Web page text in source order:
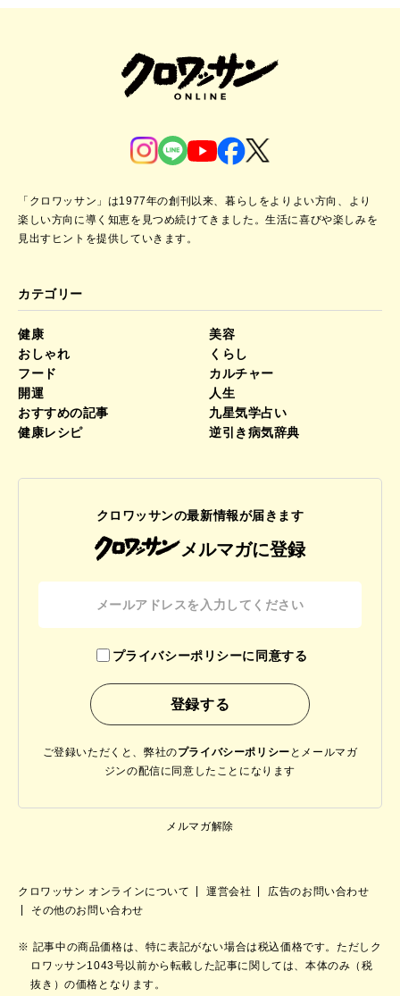
「クロワッサン」は1977年の創刊以来、暮らしをよりよい方向、より
楽しい方向に導く知恵を見つめ続けてきました。生活に喜びや楽しみを
見出すヒントを提供していきます。
カテゴリー
健康
美容
おしゃれ
くらし
フード
カルチャー
開運
人生
おすすめの記事
九星気学占い
健康レシピ
逆引き病気辞典
クロワッサンの最新情報が届きます
メルマガに登録
プライバシーポリシーに同意する
ご登録いただくと、弊社のプライバシーポリシー と メールマガ
ジンの配信に同意したことになります
メルマガ解除
クロワッサン オンラインについて 運営会社
広告のお問い合わせ
その他のお問い合わせ
記事中の商品価格は、特に表記がない場合は税込価格です。ただしク
ロワッサン1043号以前から転載した記事に関しては、本体のみ（税
抜き）の価格となります。